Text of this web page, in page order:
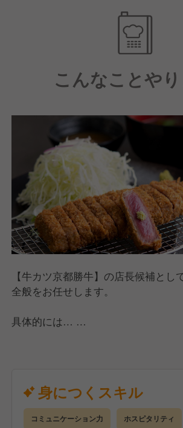
だれと薬味をご用意し、
お客様ごとに様々な形で牛カツを楽
こんなことや
【牛カツ京都勝牛】の店長候補とし
全般をお任せします。
具体的には…
・売上、利益管理
・スタッフの採用、育成 など
身につくスキル
コミュニケーション力 ホスピタリティ